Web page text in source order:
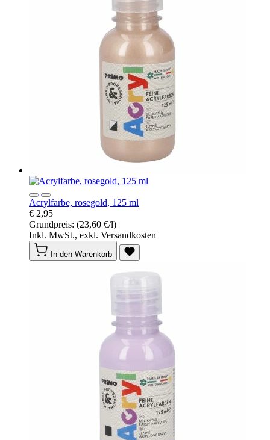
Acrylfarbe, rosegold, 125 ml
€ 2,95
Grundpreis: (23,60 €/l)
Inkl. MwSt., exkl. Versandkosten
In den Warenkorb